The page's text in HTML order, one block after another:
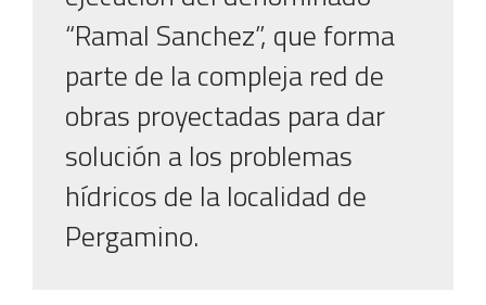
“Ramal Sanchez”, que forma
parte de la compleja red de
obras proyectadas para dar
solución a los problemas
hídricos de la localidad de
Pergamino.